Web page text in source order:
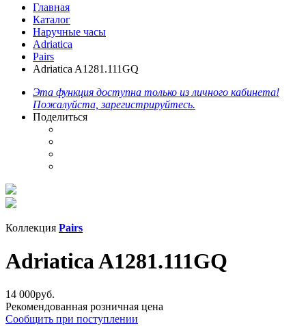
Главная
Каталог
Наручные часы
Adriatica
Pairs
Adriatica A1281.111GQ
Эта функция доступна только из личного кабинета!
Пожалуйста, зарегистрируйтесь.
Поделиться
Коллекция Pairs
Adriatica A1281.111GQ
14 000руб.
Рекомендованная розничная цена
Сообщить при поступлении